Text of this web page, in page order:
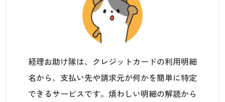
経理お助け隊は、クレジットカードの利用明細
名から、支払い先や請求元が何かを簡単に特定
できるサービスです。煩わしい明細の解読から